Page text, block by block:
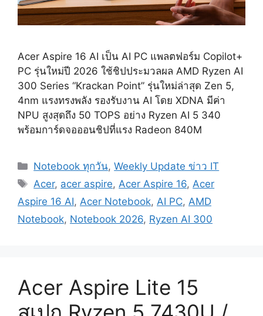
Acer Aspire 16 AI เป็น AI PC แพลตฟอร์ม Copilot+
PC รุ่นใหม่ปี 2026 ใช้ชิปประมวลผล AMD Ryzen AI
300 Series “Krackan Point” รุ่นใหม่ล่าสุด Zen 5,
4nm แรงทรงพลัง รองรับงาน AI โดย XDNA มีค่า
NPU สูงสุดถึง 50 TOPS อย่าง Ryzen AI 5 340
พร้อมการ์ดจอออนชิปที่แรง Radeon 840M
Categories
Notebook ทุกวัน,Weekly Update ข่าว IT
Tags
Acer, acer aspire, Acer Aspire 16, Acer
Aspire 16 AI, Acer Notebook, AI PC, AMD
Notebook, Notebook 2026, Ryzen AI 300
Acer Aspire Lite 15